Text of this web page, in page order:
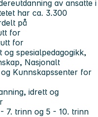
av ansatte i
har ca. 3.300
på
for
for
spesialpedagogikk,
Nasjonalt
Kunnskapssenter for
idrett og
7. trinn og 5 - 10. trinn